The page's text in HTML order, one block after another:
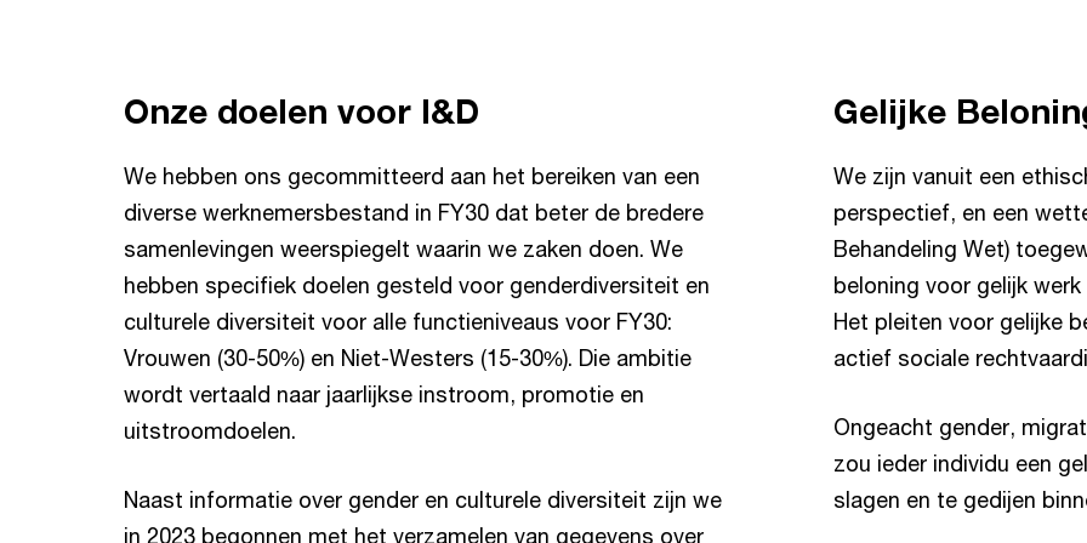
Onze doelen voor I&D
We hebben ons gecommitteerd aan het bereiken van een
diverse werknemersbestand in FY30 dat beter de bredere
samenlevingen weerspiegelt waarin we zaken doen. We
hebben specifiek doelen gesteld voor genderdiversiteit en
culturele diversiteit voor alle functieniveaus voor FY30:
Vrouwen (30-50%) en Niet-Westers (15-30%). Die ambitie
wordt vertaald naar jaarlijkse instroom, promotie en
uitstroomdoelen.
Naast informatie over gender en culturele diversiteit zijn we
in 2023 begonnen met het verzamelen van gegevens over
Gelijke
We zijn vanuit een
perspectief, en een
Behandeling Wet)
beloning voor gelijk werk
Het pleiten voor gelijke
actief sociale
Ongeacht gender,
zou ieder individu een
slagen en te gedijen